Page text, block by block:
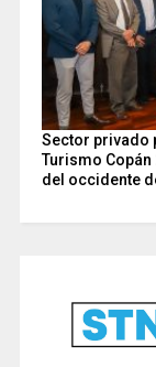
Sector privado
Turismo
del occidente